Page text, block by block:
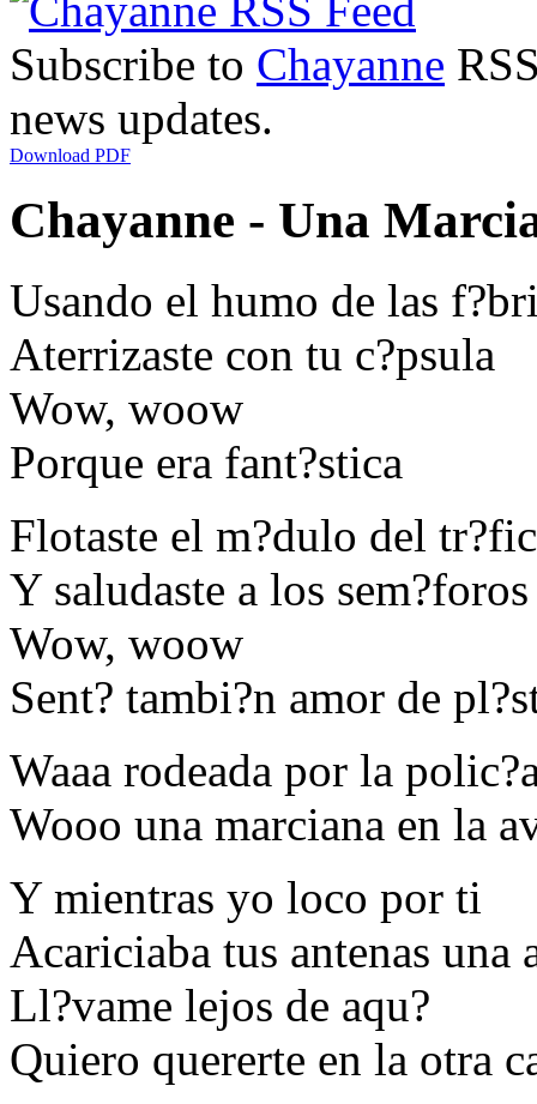
Subscribe to Chayanne
news updates.
Download PDF
Chayanne - Una
Usando el humo de las
Aterrizaste con tu c?psula
Wow, woow
Porque era fant?stica
Flotaste el m?dulo del
Y saludaste a los sem?foros
Wow, woow
Sent? tambi?n amor de
Waaa rodeada por la
Wooo una marciana en la
Y mientras yo loco por ti
Acariciaba tus antenas una
Ll?vame lejos de aqu?
Quiero quererte en la otra